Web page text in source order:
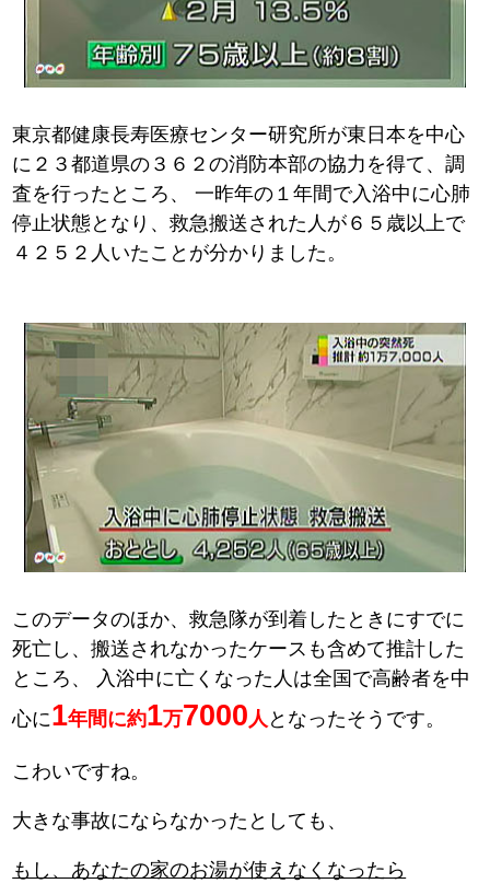
東京都健康長寿医療センター研究所が東日本を中心
に２３都道県の３６２の消防本部の協力を得て、調
査を行ったところ、
一昨年の１年間で入浴中に心肺
停止状態となり、救急搬送された人が６５歳以上で
４２５２人いたことが分かりました。
このデータのほか、救急隊が到着したときにすでに
死亡し、搬送されなかったケースも含めて推計した
ところ、
入浴中に亡くなった人は全国で高齢者を中
心に1年間に約1万7000 人 となったそうです。
こわいですね。
大きな事故にならなかったとしても、
もし、あなたの家のお湯が使えなくなったら